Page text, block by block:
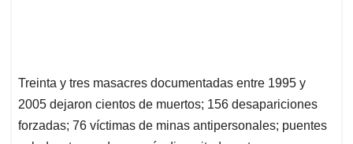
Treinta y tres masacres documentadas entre 1995 y
2005 dejaron cientos de muertos; 156 desapariciones
forzadas; 76 víctimas de minas antipersonales; puentes